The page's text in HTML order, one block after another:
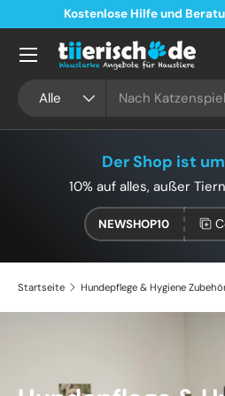
Direkt zum Inhalt
Kostenloser Versand ab
Alle
Der Shop ist
10% auf alles, außer
NEWSHOP10
Startseite Hundepflege & Hygiene